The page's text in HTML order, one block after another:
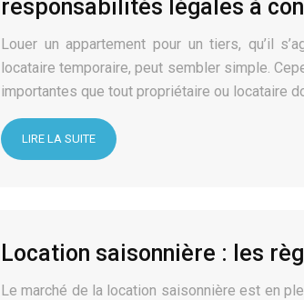
responsabilités légales à
Louer un appartement pour un tiers, qu’il
locataire temporaire, peut sembler simple.
importantes que tout propriétaire ou locataire
LIRE LA SUITE
Location saisonnière : les
Le marché de la location saisonnière est en